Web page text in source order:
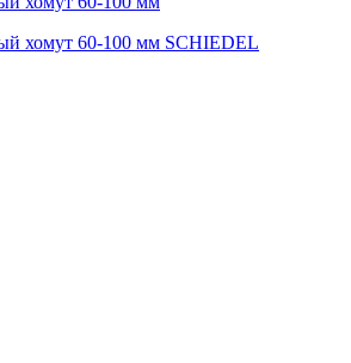
хомут 60-100 мм SCHIEDEL